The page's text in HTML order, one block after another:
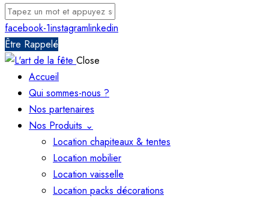
facebook-1instagramlinkedin
Être Rappelé
Close
Accueil
Qui sommes-nous ?
Nos partenaires
Nos Produits ⌄
Location chapiteaux & tentes
Location mobilier
Location vaisselle
Location packs décorations